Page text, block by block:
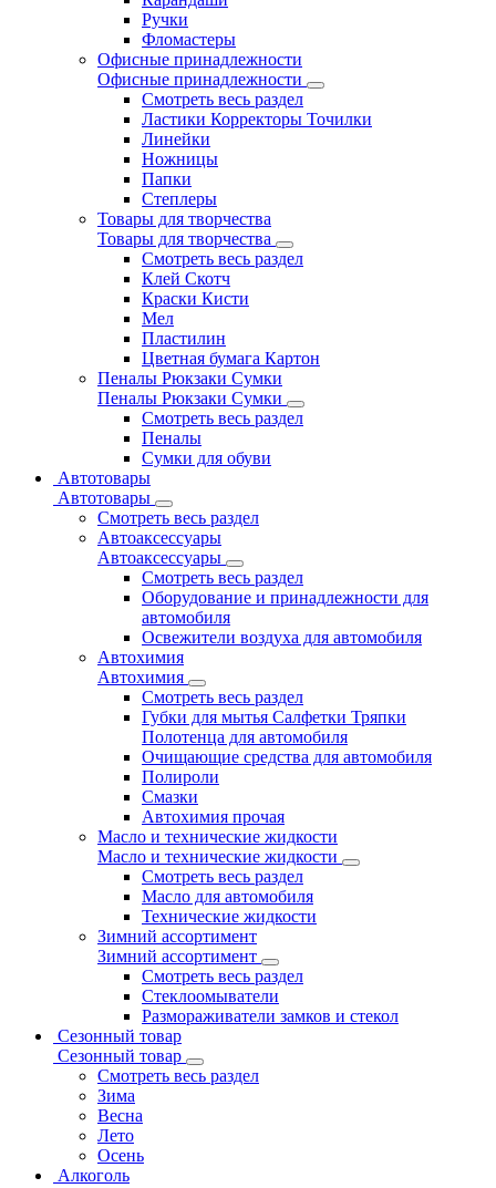
Ручки
Фломастеры
Офисные принадлежности
Офисные принадлежности
Смотреть весь раздел
Ластики Корректоры Точилки
Линейки
Ножницы
Папки
Степлеры
Товары для творчества
Товары для творчества
Смотреть весь раздел
Клей Скотч
Краски Кисти
Мел
Пластилин
Цветная бумага Картон
Пеналы Рюкзаки Сумки
Пеналы Рюкзаки Сумки
Смотреть весь раздел
Пеналы
Сумки для обуви
Автотовары
Автотовары
Смотреть весь раздел
Автоаксессуары
Автоаксессуары
Смотреть весь раздел
Оборудование и принадлежности для
автомобиля
Освежители воздуха для автомобиля
Автохимия
Автохимия
Смотреть весь раздел
Губки для мытья Салфетки Тряпки
Полотенца для автомобиля
Очищающие средства для автомобиля
Полироли
Смазки
Автохимия прочая
Масло и технические жидкости
Масло и технические жидкости
Смотреть весь раздел
Масло для автомобиля
Технические жидкости
Зимний ассортимент
Зимний ассортимент
Смотреть весь раздел
Стеклоомыватели
Размораживатели замков и стекол
Сезонный товар
Сезонный товар
Смотреть весь раздел
Зима
Весна
Лето
Осень
Алкоголь